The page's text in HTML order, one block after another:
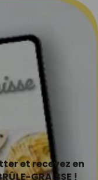
et recevez en
GRAISSE !